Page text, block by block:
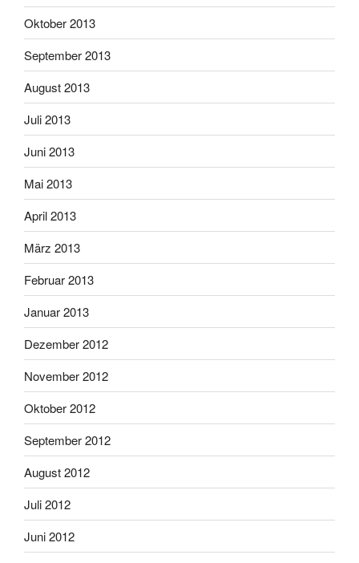
Oktober 2013
September 2013
August 2013
Juli 2013
Juni 2013
Mai 2013
April 2013
März 2013
Februar 2013
Januar 2013
Dezember 2012
November 2012
Oktober 2012
September 2012
August 2012
Juli 2012
Juni 2012